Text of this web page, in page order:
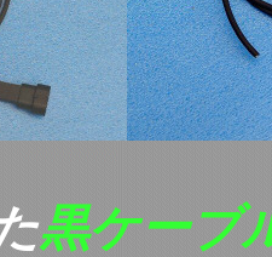
黒ケーブ